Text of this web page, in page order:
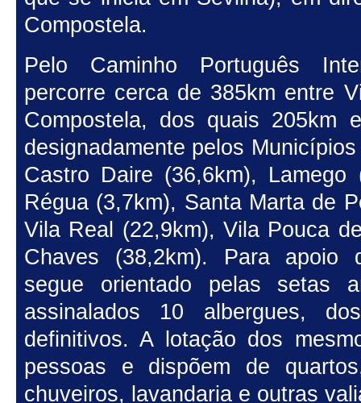
Compostela.
Pelo Caminho Português
percorre cerca de 385km entre
Compostela, dos quais 205km
designadamente pelos
Castro Daire (36,6km), Lamego
Régua (3,7km), Santa Marta de
Vila Real (22,9km), Vila Pouca
Chaves (38,2km). Para apoio
segue orientado pelas setas
assinalados 10 albergues,
definitivos. A lotação dos
pessoas e dispõem de
chuveiros, lavandaria e outras